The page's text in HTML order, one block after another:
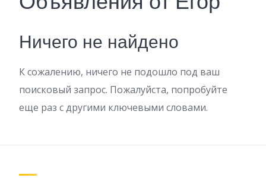
Ничего не найдено
К сожалению, ничего не подошло под ваш
поисковый запрос. Пожалуйста, попробуйте
еще раз с другими ключевыми словами.